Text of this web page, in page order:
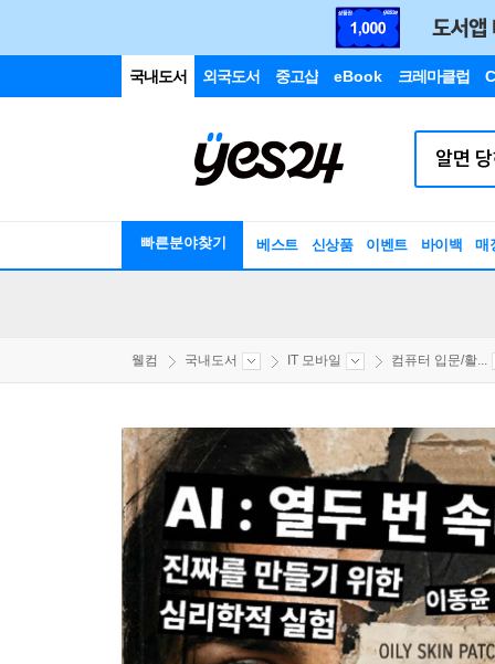
국내도서 외국도서 중고샵 eBook 크레마클럽
빠른분야찾기 베스트 신상품 이벤트 바이백 매
웰컴 국내도서 IT 모바일 컴퓨터 입문/활...